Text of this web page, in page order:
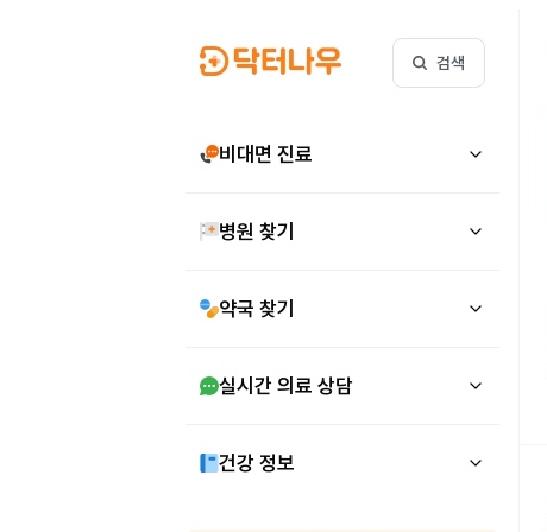
검색
비대면 진료
병원 찾기
약국 찾기
실시간 의료 상담
건강 정보